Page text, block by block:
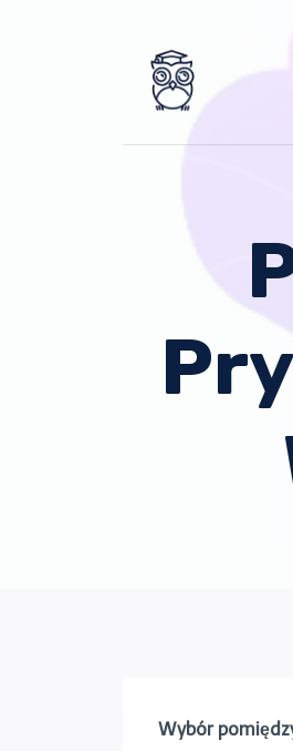
Wybór